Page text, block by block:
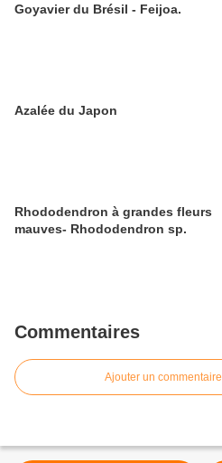
Goyavier du Brésil - Feijoa.
Azalée du Japon
Rhododendron à grandes fleurs
mauves- Rhododendron sp.
Commentaires
Ajouter un commentaire